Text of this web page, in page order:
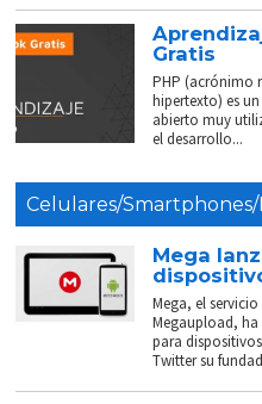
Gratis
PHP (acrónimo
hipertexto) es
abierto muy
el desarrollo...
Celulares/Smartphones/
Mega
Mega, el
Megaupload,
para
Twitter su